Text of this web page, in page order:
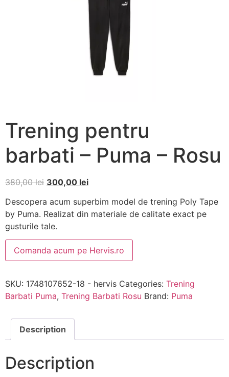
Trening pentru
barbati – Puma – Rosu
380,00lei 300,00 lei
Descopera acum superbim model de trening Poly Tape
by Puma. Realizat din materiale de calitate exact pe
gusturile tale.
Comanda acum pe Hervis.ro
SKU: 1748107652-18 - hervis Categories: Trening
Barbati Puma, Trening Barbati Rosu Brand: Puma
Description
Description